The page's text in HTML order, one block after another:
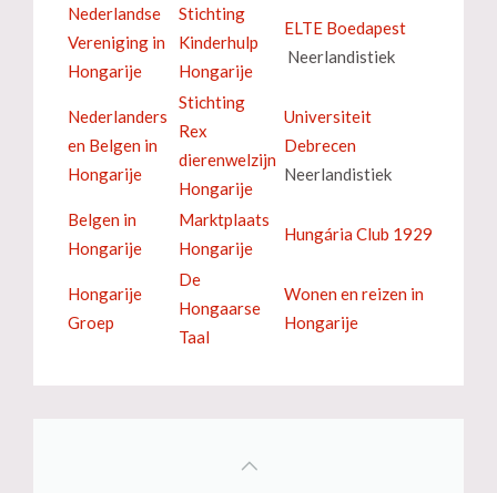
Nederlandse
Vereniging in
Hongarije
Stichting
Kinderhulp
Hongarije
ELTE Boedapest
Neerlandistiek
Nederlanders
en Belgen in
Hongarije
Stichting
Rex
dierenwelzijn
Hongarije
Universiteit
Debrecen
Neerlandistiek
Belgen in
Hongarije
Marktplaats
Hongarije
Hungária Club 1929
Hongarije
Groep
De
Hongaarse
Taal
Wonen en reizen in
Hongarije